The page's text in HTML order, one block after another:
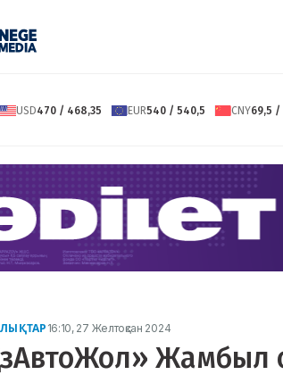
USD470 / 468,35 EUR540 / 540,5 CNY69,5 /
16:10, 27 Желтоқсан 2024